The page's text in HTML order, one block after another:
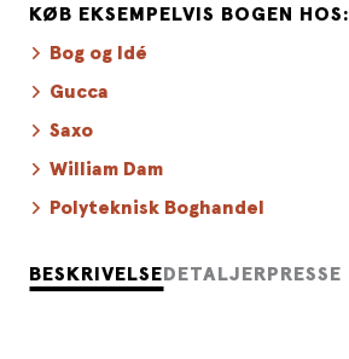
BESKRIVELSE DETALJER PRESSE
KØB EKSEMPELVIS BOGEN HOS:
Bog og Idé
Gucca
Saxo
William Dam
Polyteknisk Boghandel